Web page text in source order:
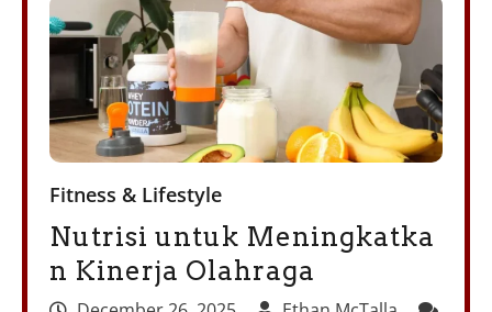
Fitness & Lifestyle
Nutrisi untuk Meningkatka
n Kinerja Olahraga